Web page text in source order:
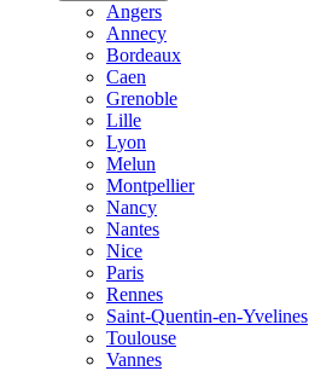
Angers
Annecy
Bordeaux
Caen
Grenoble
Lille
Lyon
Melun
Montpellier
Nancy
Nantes
Nice
Paris
Rennes
Saint-Quentin-en-Yvelines
Toulouse
Vannes